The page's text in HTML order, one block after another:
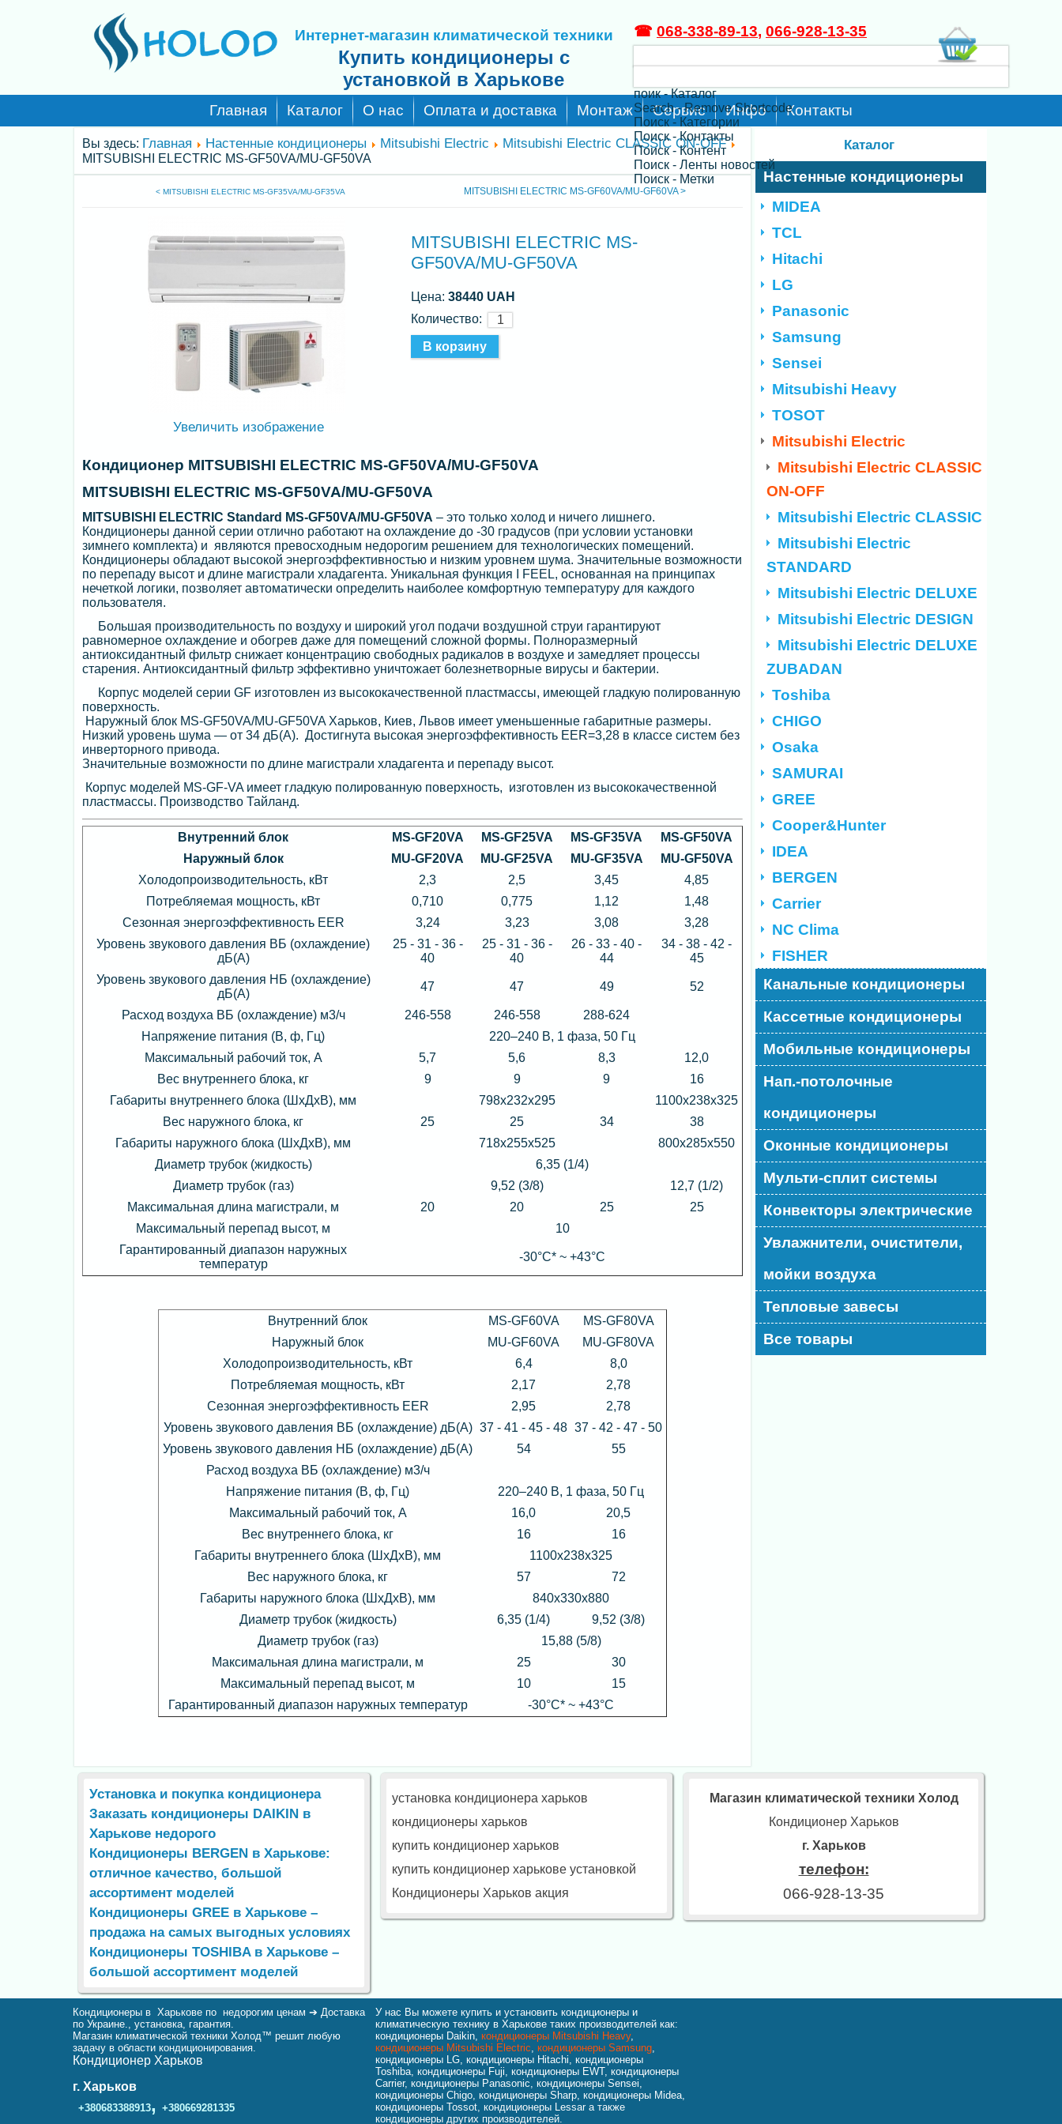
Интернет-магазин климатической техники
Купить кондиционеры с
установкой в Харькове
поик - Каталог
Search - Remove Shortcode
Поиск - Категории
Поиск - Контакты
Поиск - Контент
Поиск - Ленты новостей
Поиск - Метки
☎ 068-338-89-13, 066-928-13-35
Главная Каталог О нас Оплата и доставка Монтаж Сервис Инфо Контакты
Вы здесь: Главная Настенные кондиционеры Mitsubishi Electric Mitsubishi Electric CLASSIC ON-OFF
MITSUBISHI ELECTRIC MS-GF50VA/MU-GF50VA
< MITSUBISHI ELECTRIC MS-GF35VA/MU-GF35VA MITSUBISHI ELECTRIC MS-GF60VA/MU-GF60VA >
Увеличить изображение
MITSUBISHI ELECTRIC MS-
GF50VA/MU-GF50VA
Цена:38440 UAH
Количество:
Кондиционер MITSUBISHI ELECTRIC MS-GF50VA/MU-GF50VA
MITSUBISHI ELECTRIC MS-GF50VA/MU-GF50VA
MITSUBISHI ELECTRIC Standard MS-GF50VA/MU-GF50VA – это только холод и ничего лишнего.
Кондиционеры данной серии отлично работают на охлаждение до -30 градусов (при условии установки
зимнего комплекта) и являются превосходным недорогим решением для технологических помещений.
Кондиционеры обладают высокой энергоэффективностью и низким уровнем шума. Значительные возможности
по перепаду высот и длине магистрали хладагента. Уникальная функция I FEEL, основанная на принципах
нечеткой логики, позволяет автоматически определить наиболее комфортную температуру для каждого
пользователя.
Большая производительность по воздуху и широкий угол подачи воздушной струи гарантируют
равномерное охлаждение и обогрев даже для помещений сложной формы. Полноразмерный
антиоксидантный фильтр снижает концентрацию свободных радикалов в воздухе и замедляет процессы
старения. Антиоксидантный фильтр эффективно уничтожает болезнетворные вирусы и бактерии.
Корпус моделей серии GF изготовлен из высококачественной пластмассы, имеющей гладкую полированную
поверхность.
Наружный блок MS-GF50VA/MU-GF50VA Харьков, Киев, Львов имеет уменьшенные габаритные размеры.
Низкий уровень шума — от 34 дБ(А). Достигнута высокая энергоэффективность EER=3,28 в классе систем без
инверторного привода.
Значительные возможности по длине магистрали хладагента и перепаду высот.
Корпус моделей MS-GF-VA имеет гладкую полированную поверхность, изготовлен из высококачественной
пластмассы. Производство Тайланд.
Внутренний блок MS-GF20VA MS-GF25VA MS-GF35VA
MS-GF50VA
Наружный блок
MU-GF20VA MU-GF25VA MU-GF35VA
MU-GF50VA
Холодопроизводительность, кВт
2,3 2,5 3,45
4,85
Потребляемая мощность, кВт
0,710 0,775 1,12
1,48
Сезонная энергоэффективность EER
3,24 3,23 3,08
3,28
Уровень звукового давления ВБ (охлаждение)
дБ(А)
25 - 31 - 36 -
40
25 - 31 - 36 -
40
26 - 33 - 40 -
44
34 - 38 - 42 -
45
Уровень звукового давления НБ (охлаждение)
дБ(А)
47 47 49 52
Расход воздуха ВБ (охлаждение) м3/ч 246-558 246-558
288-624
Напряжение питания (В, ф, Гц)
220–240 B, 1 фаза, 50 Гц
Максимальный рабочий ток, А
5,7 5,6 8,3
12,0
Вес внутреннего блока, кг
9 9 9
16
Габариты внутреннего блока (ШхДхВ), мм
798х232х295
1100х238х325
Вес наружного блока, кг
25 25 34
38
Габариты наружного блока (ШхДхВ), мм
718x255x525
800x285x550
Диаметр трубок (жидкость)
6,35 (1/4)
Диаметр трубок (газ)
9,52 (3/8)
12,7 (1/2)
Максимальная длина магистрали, м
20 20 25
25
Максимальный перепад высот, м
10
Гарантированный диапазон наружных
температур
-30°С* ~ +43°С
Внутренний блок MS-GF60VA
MS-GF80VA
Наружный блок
MU-GF60VA
MU-GF80VA
Холодопроизводительность, кВт
6,4
8,0
Потребляемая мощность, кВт
2,17
2,78
Сезонная энергоэффективность EER
2,95
2,78
Уровень звукового давления ВБ (охлаждение) дБ(А) 37 - 41 - 45 - 48 37 - 42 - 47 - 50
Уровень звукового давления НБ (охлаждение) дБ(А)
54
55
Расход воздуха ВБ (охлаждение) м3/ч
Напряжение питания (В, ф, Гц)
220–240 B, 1 фаза, 50 Гц
Максимальный рабочий ток, А
16,0
20,5
Вес внутреннего блока, кг
16
16
Габариты внутреннего блока (ШхДхВ), мм
1100х238х325
Вес наружного блока, кг
57
72
Габариты наружного блока (ШхДхВ), мм
840x330x880
Диаметр трубок (жидкость)
6,35 (1/4)
9,52 (3/8)
Диаметр трубок (газ)
15,88 (5/8)
Максимальная длина магистрали, м
25
30
Максимальный перепад высот, м
10
15
Гарантированный диапазон наружных температур
-30°С* ~ +43°С
Каталог
Настенные кондиционеры
MIDEA
TCL
Hitachi
LG
Panasonic
Samsung
Sensei
Mitsubishi Heavy
TOSOT
Mitsubishi Electric
Mitsubishi Electric CLASSIC
ON-OFF
Mitsubishi Electric CLASSIC
Mitsubishi Electric
STANDARD
Mitsubishi Electric DELUXE
Mitsubishi Electric DESIGN
Mitsubishi Electric DELUXE
ZUBADAN
Toshiba
CHIGO
Osaka
SAMURAI
GREE
Cooper&Hunter
IDEA
BERGEN
Carrier
NC Clima
FISHER
Канальные кондиционеры
Кассетные кондиционеры
Мобильные кондиционеры
Нап.-потолочные
кондиционеры
Оконные кондиционеры
Мульти-сплит системы
Конвекторы электрические
Увлажнители, очистители,
мойки воздуха
Тепловые завесы
Все товары
Установка и покупка кондиционера
Заказать кондиционеры DAIKIN в
Харькове недорого
Кондиционеры BERGEN в Харькове:
отличное качество, большой
ассортимент моделей
Кондиционеры GREE в Харькове –
продажа на самых выгодных условиях
Кондиционеры TOSHIBA в Харькове –
большой ассортимент моделей
установка кондиционера харьков
кондиционеры харьков
купить кондиционер харьков
купить кондиционер харькове установкой
Кондиционеры Харьков акция
Магазин климатической техники Холод
Кондиционер Харьков
г. Харьков
телефон:
066-928-13-35
Кондиционеры в Харькове по недорогим ценам ➔ Доставка
по Украине., установка, гарантия.
Магазин климатической техники Холод™ решит любую
задачу в области кондиционирования.
Кондиционер Харьков
г. Харьков
+380683388913, +380669281335
У нас Вы можете купить и установить кондиционеры и
климатическую технику в Харькове таких производителей как:
кондиционеры Daikin, кондиционеры Mitsubishi Heavy,
кондиционеры Mitsubishi Electric, кондиционеры Samsung,
кондиционеры LG, кондиционеры Hitachi, кондиционеры
Toshiba, кондиционеры Fuji, кондиционеры EWT, кондиционеры
Carrier, кондиционеры Panasonic, кондиционеры Sensei,
кондиционеры Chigo, кондиционеры Sharp, кондиционеры Midea,
кондиционеры Tossot, кондиционеры Lessar а также
кондиционеры других производителей.